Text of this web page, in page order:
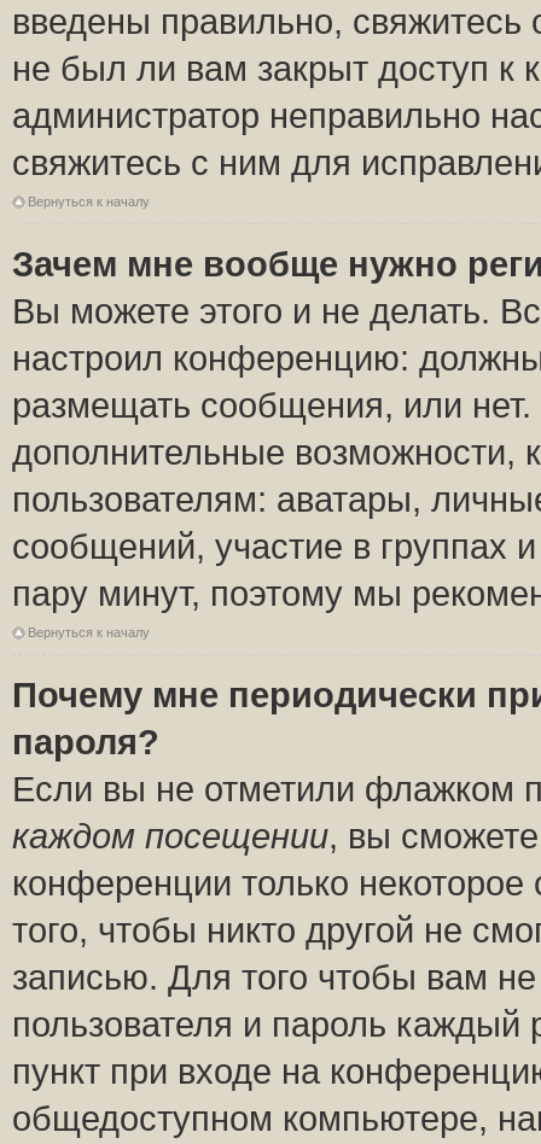
введены правильно,
не был ли вам закрыт доступ к
администратор неправильно
свяжитесь с ним для
Вернуться к началу
Зачем мне вообще нужно
Вы можете этого и не делать.
настроил конференцию:
размещать сообщения, или
дополнительные возможности,
пользователям: аватары,
сообщений, участие в группах
пару минут, поэтому мы
Вернуться к началу
Почему мне периодически
пароля?
Если вы не отметили флажком
каждом посещении, вы
конференции только
того, чтобы никто другой не
записью. Для того чтобы вам
пользователя и пароль
пункт при входе на
общедоступном компьютере,